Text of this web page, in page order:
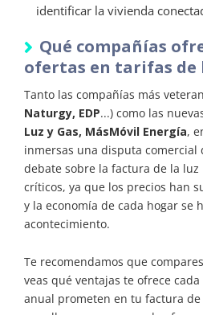
identificar la vivienda
Qué compañías
ofertas en tarifas de
Tanto las compañías más
Naturgy, EDP...) como las
Luz y Gas, MásMóvil Energía,
inmersas una disputa comercial
debate sobre la factura de la luz
críticos, ya que los precios han
y la economía de cada hogar se
acontecimiento.
Te recomendamos que
veas qué ventajas te ofrece
anual prometen en tu factura